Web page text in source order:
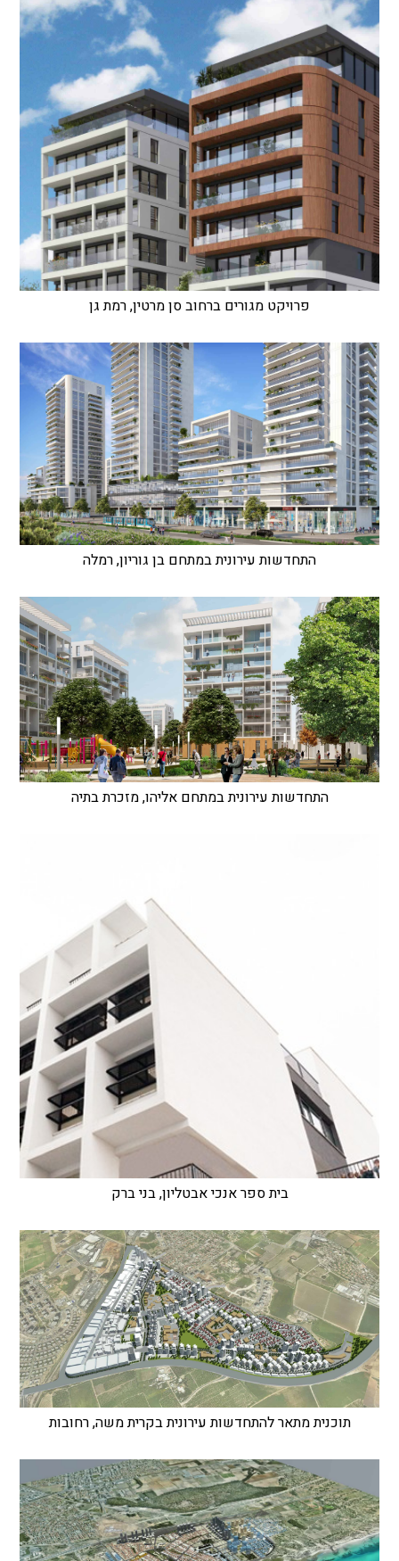
פרויקט מגורים ברחוב סן מרטין, רמת גן
התחדשות עירונית במתחם בן גוריון, רמלה
התחדשות עירונית במתחם אליהו, מזכרת בתיה
בית ספר אנכי אבטליון, בני ברק
תוכנית מתאר להתחדשות עירונית בקרית משה, רחובות